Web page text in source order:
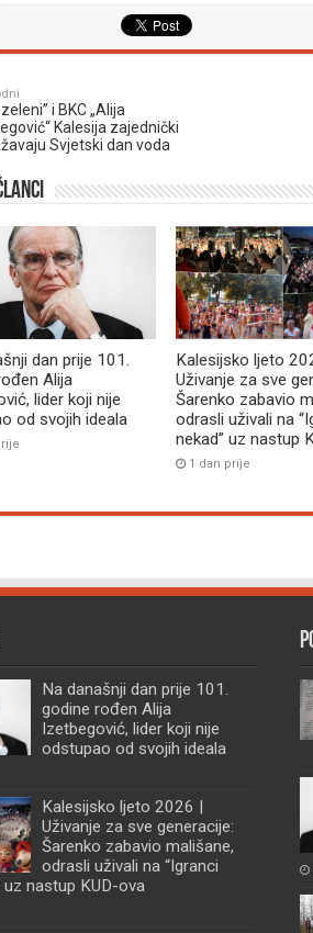
i BKC „Alija
Kalesija zajednički
Svjetski dan voda
dan prije 101.
Alija
lider koji nije
od svojih ideala
Kalesijsko ljeto
Uživanje za sve
Šarenko zabavio
odrasli uživali na
nekad” uz nastup
1 dan prije
Na današnji dan prije 101.
godine rođen Alija
Izetbegović, lider koji nije
odstupao od svojih ideala
Kalesijsko ljeto 2026 |
Uživanje za sve generacije:
Šarenko zabavio mališane,
odrasli uživali na “Igranci
uz nastup KUD-ova